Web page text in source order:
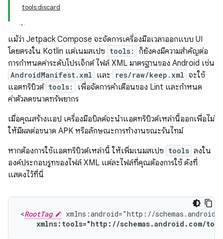
tools:discard
แม้ว่า Jetpack Compose จะจัดการเครื่องมือเวลาออกแบบ UI
โดยตรงใน Kotlin แต่เนมสเปซ tools:
ก็ยังคงมีความสำคัญต่อ
การกำหนดค่าระดับโปรเจ็กต์ ไฟล์ XML มาตรฐานของ Android เช่น
AndroidManifest.xml และ res/raw/keep.xml จะใช้
แอตทริบิวต์ tools:
เพื่อจัดการคำเตือนของ Lint และกำหนด
ค่าตัวลดขนาดทรัพยากร
เมื่อคุณสร้างแอป เครื่องมือบิลด์จะนำแอตทริบิวต์เหล่านี้ออกเพื่อไม่
ให้มีผลต่อขนาด APK หรือลักษณะการทำงานขณะรันไทม์
หากต้องการใช้แอตทริบิวต์เหล่านี้ ให้เพิ่มเนมสเปซ tools ลงใน
องค์ประกอบรูทของไฟล์ XML แต่ละไฟล์ที่คุณต้องการใช้ ดังที่
แสดงไว้ที่นี่
<RootTag
xmlns:tools="http://schemas.android.com/